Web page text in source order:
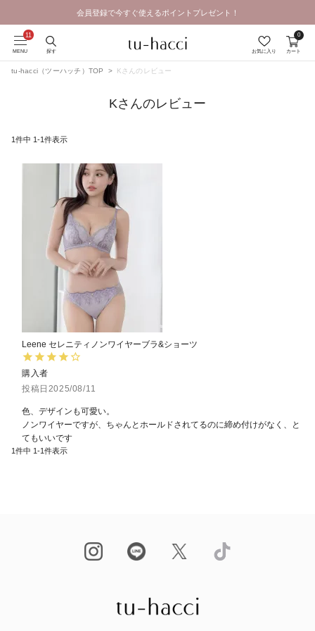
会員登録で今すぐ使えるポイントプレゼント！
GRAND OPEN SALE | 2026.8.7 19:00 - 8.16 23:59
MENU 探す お気に入り カート
0
tu-hacci（ツーハッチ）TOP Kさんのレビュー
Kさんのレビュー
1件中 1-1件表示
Leene セレニティノンワイヤーブラ&ショーツ
購入者
投稿日 2025/08/11
色、デザインも可愛い。
ノンワイヤーですが、ちゃんとホールドされてるのに締め付けがなく、と
てもいいです
1件中 1-1件表示